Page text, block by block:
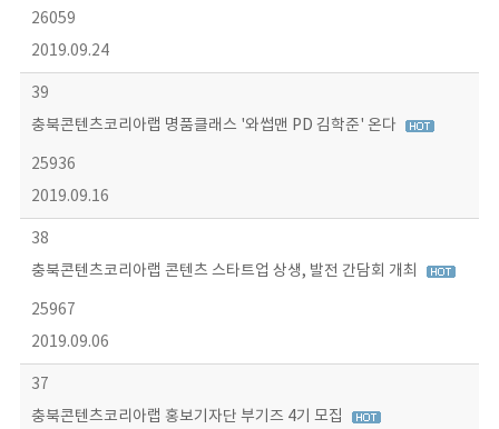
26059
2019.09.24
39
충북콘텐츠코리아랩 명품클래스 '와썹맨 PD 김학준' 온다
25936
2019.09.16
38
충북콘텐츠코리아랩 콘텐츠 스타트업 상생, 발전 간담회 개최
25967
2019.09.06
37
충북콘텐츠코리아랩 홍보기자단 부기즈 4기 모집